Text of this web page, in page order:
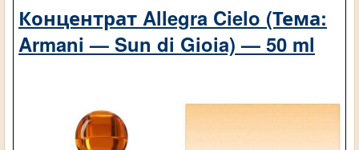
Концентрат Allegra Cielo (Тема:
Armani — Sun di Gioia) — 50 ml